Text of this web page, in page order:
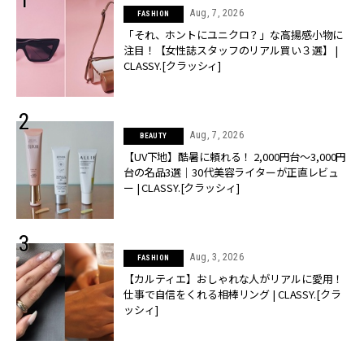
FASHION Aug, 7, 2026
「それ、ホントにユニクロ？」な高揚感小物に
注目！【女性誌スタッフのリアル買い３選】 |
CLASSY.[クラッシィ]
BEAUTY Aug, 7, 2026
【UV下地】酷暑に頼れる！ 2,000円台〜3,000円
台の名品3選｜30代美容ライターが正直レビュ
ー | CLASSY.[クラッシィ]
FASHION Aug, 3, 2026
【カルティエ】おしゃれな人がリアルに愛用！
仕事で自信をくれる相棒リング | CLASSY.[クラ
ッシィ]